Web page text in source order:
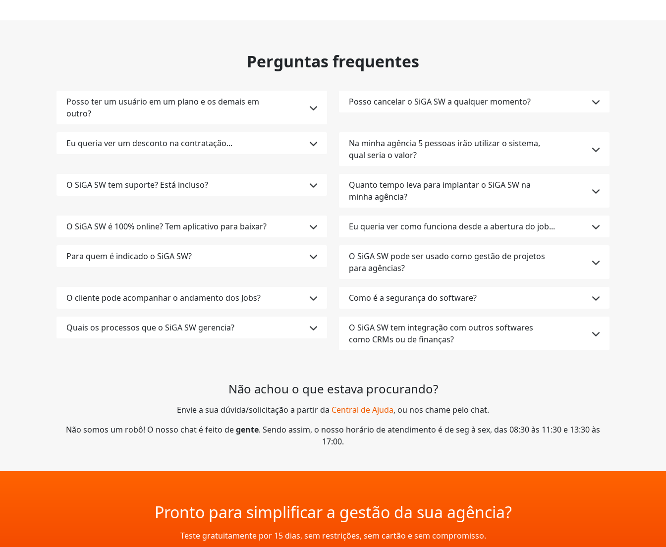
Perguntas frequentes
Posso ter um usuário em um plano e os demais em
outro?
Posso cancelar o SiGA SW a qualquer momento?
Eu queria ver um desconto na contratação...
Na minha agência 5 pessoas irão utilizar o sistema,
qual seria o valor?
O SiGA SW tem suporte? Está incluso?
Quanto tempo leva para implantar o SiGA SW na
minha agência?
O SiGA SW é 100% online? Tem aplicativo para baixar? Eu queria ver como funciona desde a abertura do job...
Para quem é indicado o SiGA SW?
O SiGA SW pode ser usado como gestão de projetos
para agências?
O cliente pode acompanhar o andamento dos Jobs? Como é a segurança do software?
Quais os processos que o SiGA SW gerencia?
O SiGA SW tem integração com outros softwares
como CRMs ou de finanças?
Não achou o que estava procurando?
Envie a sua dúvida/solicitação a partir da Central de Ajuda, ou nos chame pelo chat.
Não somos um robô! O nosso chat é feito degente. Sendo assim, o nosso horário de atendimento é de seg à sex, das 08:30 às 11:30 e 13:30 às
17:00.
Pronto para simplificar a gestão da sua agência?
Teste gratuitamente por 15 dias, sem restrições, sem cartão e sem compromisso.